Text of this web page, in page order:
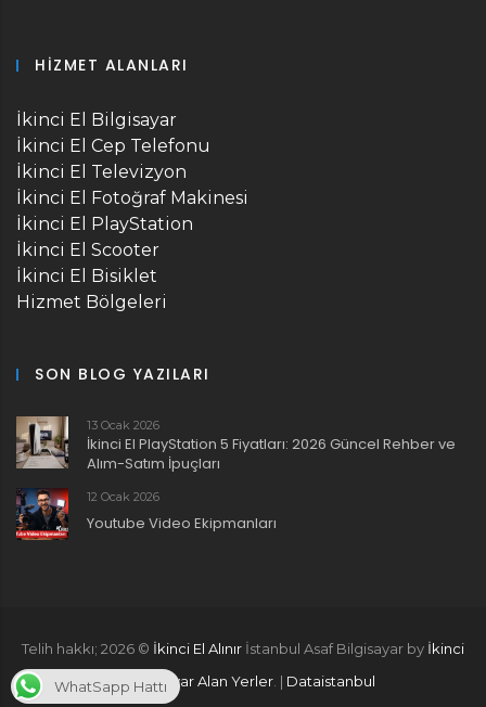
HIZMET ALANLARI
İkinci El Bilgisayar
İkinci El Cep Telefonu
İkinci El Televizyon
İkinci El Fotoğraf Makinesi
İkinci El PlayStation
İkinci El Scooter
İkinci El Bisiklet
Hizmet Bölgeleri
SON BLOG YAZILARI
İkinci El PlayStation 5 Fiyatları: 2026 Güncel Rehber ve
Alım-Satım İpuçları
13 Ocak 2026
Youtube Video Ekipmanları
12 Ocak 2026
Telih hakkı; 2026 © İkinci El Alınır İstanbul Asaf Bilgisayar by İkinci
El Bilgisayar Alan Yerler. | Dataistanbul
WhatSapp Hattı